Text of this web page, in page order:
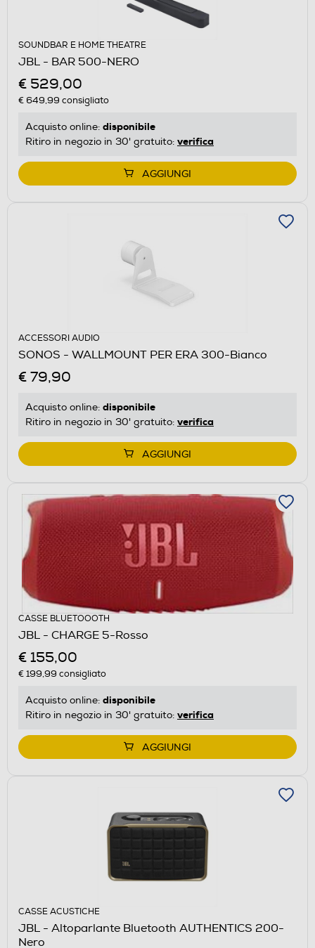
SOUNDBAR E HOME THEATRE
JBL - BAR 500-NERO
€ 529,00
€ 649,99 consigliato
Acquisto online: disponibile
Ritiro in negozio in 30' gratuito: verifica
AGGIUNGI
ACCESSORI AUDIO
SONOS - WALLMOUNT PER ERA 300-Bianco
€ 79,90
Acquisto online: disponibile
Ritiro in negozio in 30' gratuito: verifica
AGGIUNGI
CASSE BLUETOOOTH
JBL - CHARGE 5-Rosso
€ 155,00
€ 199,99 consigliato
Acquisto online: disponibile
Ritiro in negozio in 30' gratuito: verifica
AGGIUNGI
CASSE ACUSTICHE
JBL - Altoparlante Bluetooth AUTHENTICS 200-
Nero